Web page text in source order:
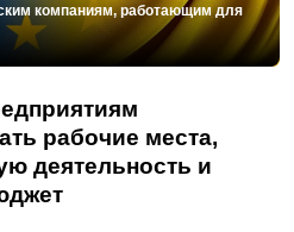
компаниям, работающим для
рабочие места,
деятельность и